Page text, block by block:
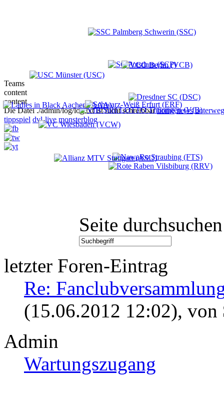
Teams
content
content
Die Datei ./admin/log/log.txt ist nicht schreibbarhome news
tippspiel dvl-live monsterblog
Seite durchsuchen
letzter Foren-Eintrag
Re:
(15.06.2012 12:02), von
Admin
Wartungszugang